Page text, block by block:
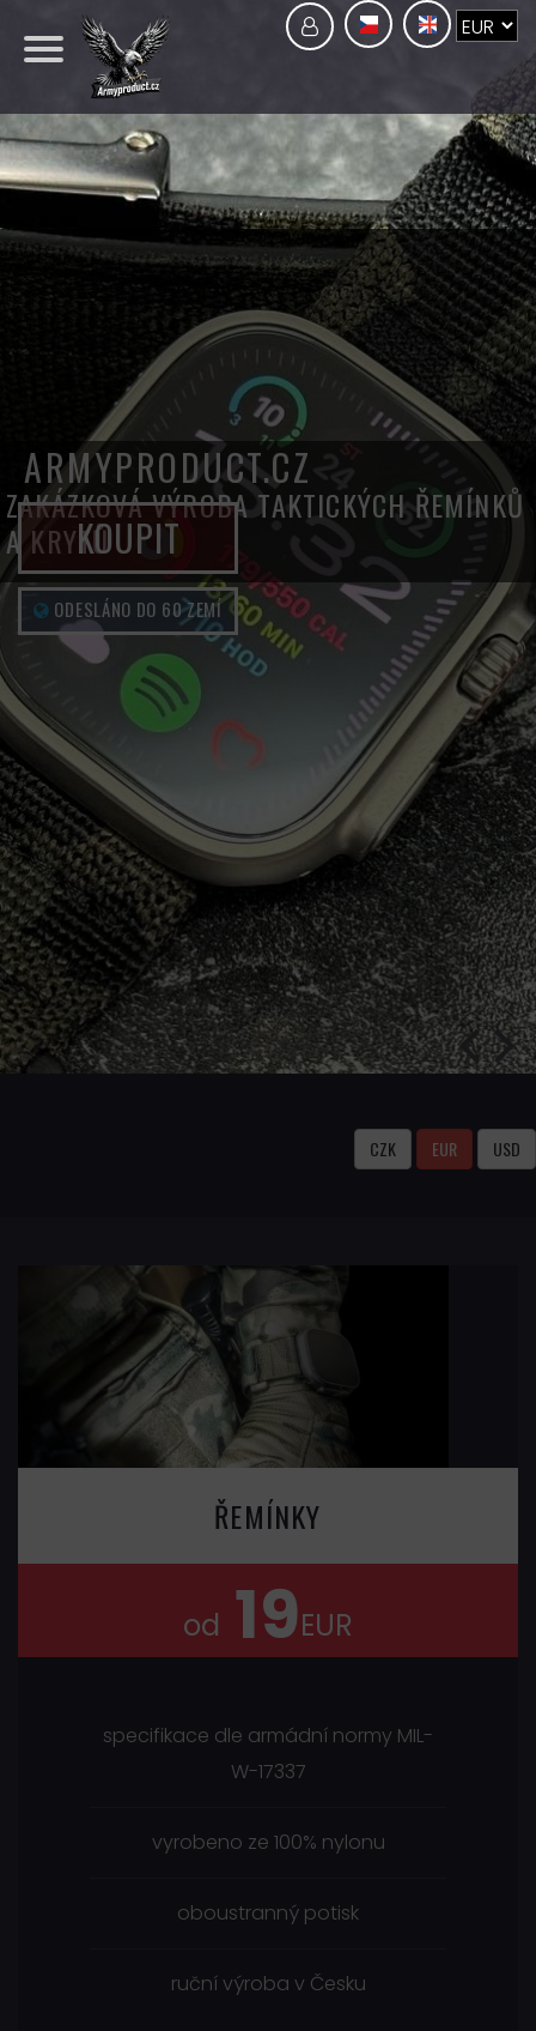
ARMYPRODUCT.CZ
ZAKÁZKOVÁ VÝROBA TAKTICKÝCH ŘEMÍNKŮ
A KRYTŮKOUPIT
ODESLÁNO DO 60 ZEMÍ
CZK EUR USD
ŘEMÍNKY
od 19EUR
specifikace dle armádní normy MIL-
W-17337
vyrobeno ze 100% nylonu
oboustranný potisk
ruční výroba v Česku